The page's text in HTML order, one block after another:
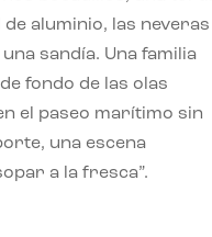
de aluminio, las neveras
sandía. Una familia
fondo de las olas
el paseo marítimo sin
una escena
a la fresca”.